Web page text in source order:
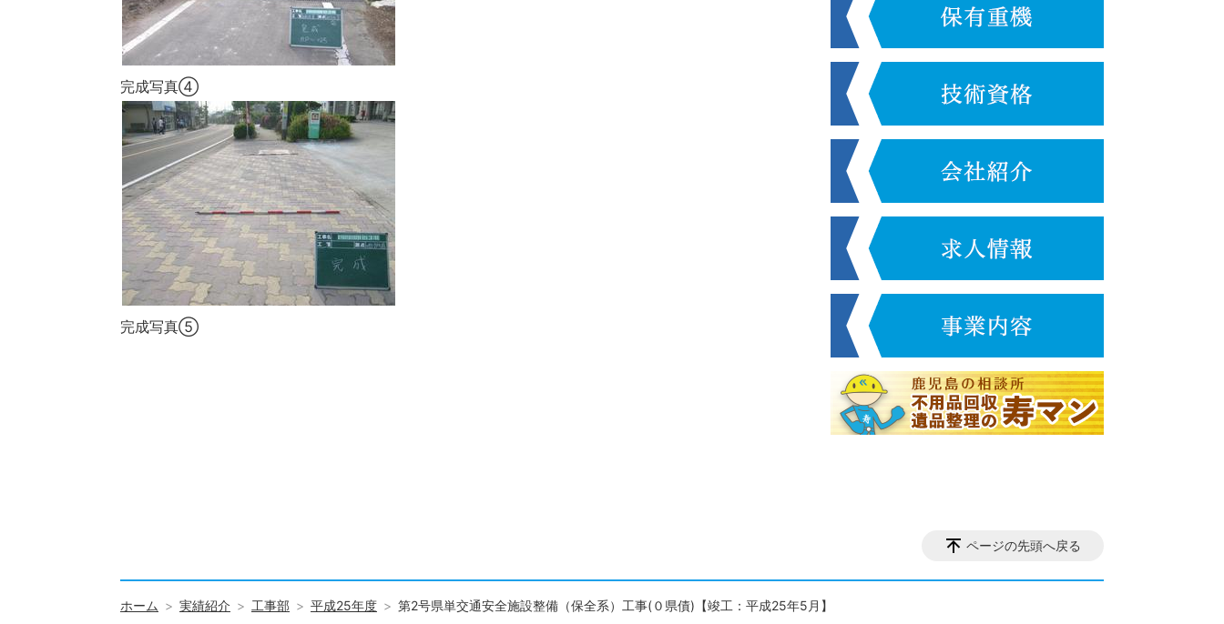
完成写真④
完成写真⑤
ページの先頭へ戻る
ホーム 実績紹介 工事部 平成25年度 第2号県単交通安全施設整備（保全系）工事(０県債)【竣工：平成25年5月】